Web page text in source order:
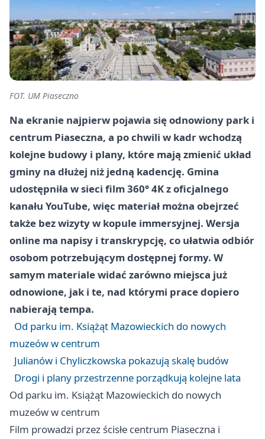
FOT. UM Piaseczno
Na ekranie najpierw pojawia się odnowiony park i
centrum Piaseczna, a po chwili w kadr wchodzą
kolejne budowy i plany, które mają zmienić układ
gminy na dłużej niż jedną kadencję. Gmina
udostępniła w sieci film 360° 4K z oficjalnego
kanału YouTube, więc materiał można obejrzeć
także bez wizyty w kopule immersyjnej. Wersja
online ma napisy i transkrypcję, co ułatwia odbiór
osobom potrzebującym dostępnej formy. W
samym materiale widać zarówno miejsca już
odnowione, jak i te, nad którymi prace dopiero
nabierają tempa.
Od parku im. Książąt Mazowieckich do nowych
muzeów w centrum
Julianów i Chyliczkowska pokazują skalę budów
Drogi i plany przestrzenne porządkują kolejne lata
Od parku im. Książąt Mazowieckich do nowych
muzeów w centrum
Film prowadzi przez ścisłe centrum Piaseczna i